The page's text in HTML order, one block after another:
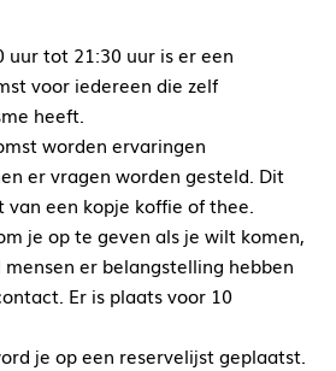
uur tot 21:30 uur is er een
voor iedereen die zelf
heeft.
worden ervaringen
er vragen worden gesteld. Dit
een kopje koffie of thee.
je op te geven als je wilt komen,
er belangstelling hebben
Er is plaats voor 10
je op een reservelijst geplaatst.